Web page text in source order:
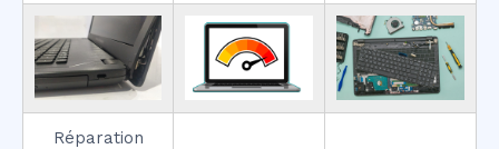
Réparation